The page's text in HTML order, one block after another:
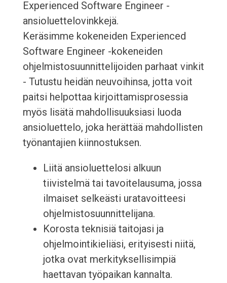
Experienced Software Engineer -
ansioluettelovinkkejä.
Keräsimme kokeneiden Experienced
Software Engineer -kokeneiden
ohjelmistosuunnittelijoiden parhaat vinkit
- Tutustu heidän neuvoihinsa, jotta voit
paitsi helpottaa kirjoittamisprosessia
myös lisätä mahdollisuuksiasi luoda
ansioluettelo, joka herättää mahdollisten
työnantajien kiinnostuksen.
Liitä ansioluettelosi alkuun
tiivistelmä tai tavoitelausuma, jossa
ilmaiset selkeästi uratavoitteesi
ohjelmistosuunnittelijana.
Korosta teknisiä taitojasi ja
ohjelmointikieliäsi, erityisesti niitä,
jotka ovat merkityksellisimpiä
haettavan työpaikan kannalta.